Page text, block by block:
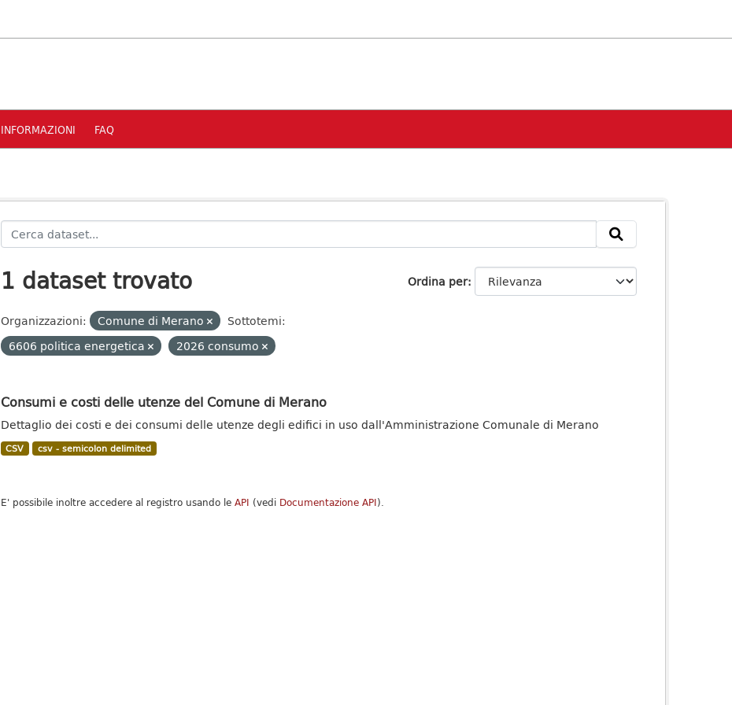
INFORMAZIONI FAQ
Ordina per
1 dataset trovato
Organizzazioni: Comune di Merano
Sottotemi:
6606 politica energetica
2026 consumo
Consumi e costi delle utenze del Comune di Merano
Dettaglio dei costi e dei consumi delle utenze degli edifici in uso dall'Amministrazione Comunale di Merano
CSV csv - semicolon delimited
E' possibile inoltre accedere al registro usando le API (vedi Documentazione API).